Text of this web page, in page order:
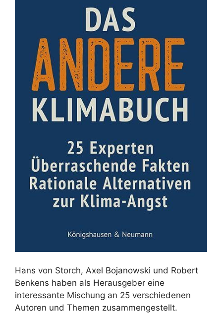
Hans von Storch, Axel Bojanowski und Robert
Benkens haben als Herausgeber eine
interessante Mischung an 25 verschiedenen
Autoren und Themen zusammengestellt.